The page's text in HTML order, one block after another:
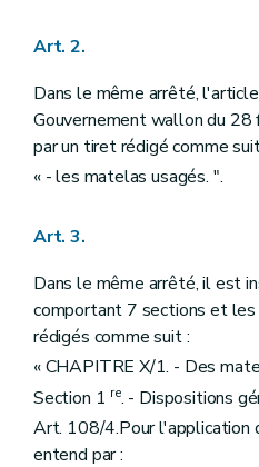
Art. 2.
Dans le même arrêté,
Gouvernement wallon du
par un tiret rédigé comme
« - les matelas usagés. ".
Art. 3.
Dans le même arrêté, il est
comportant 7 sections et
rédigés comme suit :
« CHAPITRE X/1. - Des
Section 1 re. - Dispositions
Art. 108/4.Pour l'application
entend par :